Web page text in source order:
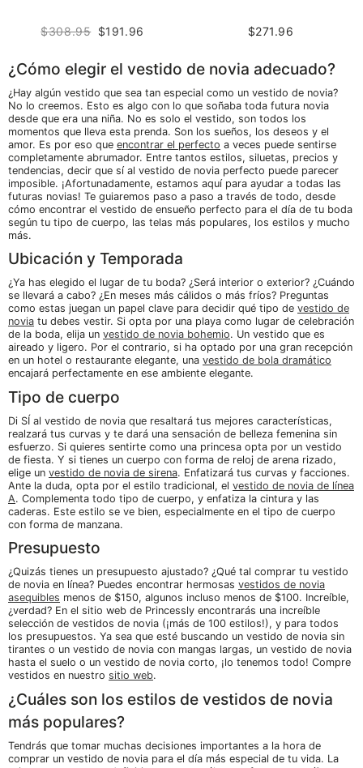
$308.95 $191.96 $271.96
¿Cómo elegir el vestido de novia adecuado?
¿Hay algún vestido que sea tan especial como un vestido de novia?
No lo creemos. Esto es algo con lo que soñaba toda futura novia
desde que era una niña. No es solo el vestido, son todos los
momentos que lleva esta prenda. Son los sueños, los deseos y el
amor. Es por eso que encontrar el perfecto a veces puede sentirse
completamente abrumador. Entre tantos estilos, siluetas, precios y
tendencias, decir que sí al vestido de novia perfecto puede parecer
imposible. ¡Afortunadamente, estamos aquí para ayudar a todas las
futuras novias! Te guiaremos paso a paso a través de todo, desde
cómo encontrar el vestido de ensueño perfecto para el día de tu boda
según tu tipo de cuerpo, las telas más populares, los estilos y mucho
más.
Ubicación y Temporada
¿Ya has elegido el lugar de tu boda? ¿Será interior o exterior? ¿Cuándo
se llevará a cabo? ¿En meses más cálidos o más fríos? Preguntas
como estas juegan un papel clave para decidir qué tipo de vestido de
novia tu debes vestir. Si opta por una playa como lugar de celebración
de la boda, elija un vestido de novia bohemio. Un vestido que es
aireado y ligero. Por el contrario, si ha optado por una gran recepción
en un hotel o restaurante elegante, una vestido de bola dramático
encajará perfectamente en ese ambiente elegante.
Tipo de cuerpo
Di SÍ al vestido de novia que resaltará tus mejores características,
realzará tus curvas y te dará una sensación de belleza femenina sin
esfuerzo. Si quieres sentirte como una princesa opta por un vestido
de fiesta. Y si tienes un cuerpo con forma de reloj de arena rizado,
elige un vestido de novia de sirena. Enfatizará tus curvas y facciones.
Ante la duda, opta por el estilo tradicional, el vestido de novia de línea
A. Complementa todo tipo de cuerpo, y enfatiza la cintura y las
caderas. Este estilo se ve bien, especialmente en el tipo de cuerpo
con forma de manzana.
Presupuesto
¿Quizás tienes un presupuesto ajustado? ¿Qué tal comprar tu vestido
de novia en línea? Puedes encontrar hermosas vestidos de novia
asequibles menos de $150, algunos incluso menos de $100. Increíble,
¿verdad? En el sitio web de Princessly encontrarás una increíble
selección de vestidos de novia (¡más de 100 estilos!), y para todos
los presupuestos. Ya sea que esté buscando un vestido de novia sin
tirantes o un vestido de novia con mangas largas, un vestido de novia
hasta el suelo o un vestido de novia corto, ¡lo tenemos todo! Compre
vestidos en nuestro sitio web.
¿Cuáles son los estilos de vestidos de novia
más populares?
Tendrás que tomar muchas decisiones importantes a la hora de
comprar un vestido de novia para el día más especial de tu vida. La